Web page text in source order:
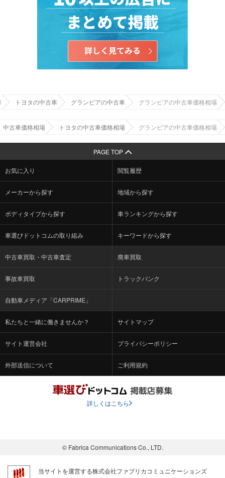
トヨタの中古車 グランビアの中古車 グランビアの中古車価格相場
中古車価格相場 トヨタの中古車価格相場 グランビアの中古車価格相場
PAGE TOP
お気に入り 閲覧履歴
メーカーから探す 地域から探す
ボディタイプから探す 車ランキングから探す
車選びドットコムの取り組み キーワードから探す
中古車買取・中古車査定 廃車買取
事故車買取 トラックバンク
自動車メディア「CARPRIME」
私たちと一緒に働きませんか？ サイトマップ
サイト運営会社 プライバシーポリシー
外部送信について ご利用規約
詳しくはこちら
© Fabrica Communications Co., LTD.
当サイトを運営する株式会社ファブリカコミュニケーションズ